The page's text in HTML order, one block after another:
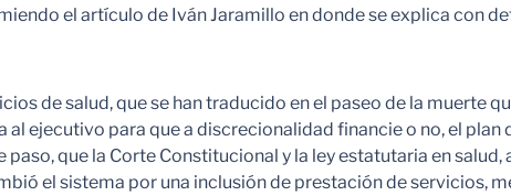
el artículo de Iván Jaramillo en donde se explica con
de salud, que se han traducido en el paseo de la muerte
ejecutivo para que a discrecionalidad financie o no, el plan
que la Corte Constitucional y la ley estatutaria en
el sistema por una inclusión de prestación de servicios,